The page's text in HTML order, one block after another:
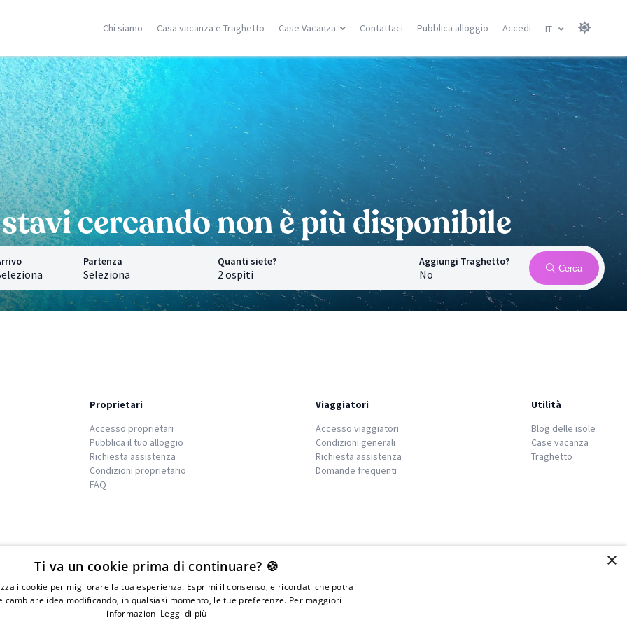
Chi siamo Casa vacanza e Traghetto Case Vacanza
Vito Lo Capo
località
Corsica
Porto Vecchio
Moriani
Ghisonaccia
Isola Rossa
Ajaccio
Calvì
Saint Florent
Ricerca località
Isole Greche
Zante
Samos
Creta
Mykonos
Santorini
Corfù
Ricerca località
Isole Canarie
Gran Canarie
Tenerife
Lanzarote
Fuerteventura
Ricerca località
Isole Baleari
Minorca
Maiorca
Ibiza
Ricerca località
Contattaci Pubblica alloggio Accedi IT
cercando non è più disponibile
Partenza
Seleziona
Quanti siete? Aggiungi Traghetto?
No Cerca
Proprietari
Accesso proprietari
Pubblica il tuo alloggio
Richiesta assistenza
Condizioni proprietario
FAQ
Viaggiatori
Accesso viaggiatori
Condizioni generali
Richiesta assistenza
Domande frequenti
Utilità
Blog delle isole
Case vacanza
Traghetto
We islands
01976730497 - Iscrizione C.I.A.A di
×
Ti va un cookie prima di continuare? 🍪
i cookie per migliorare la tua esperienza. Esprimi il consenso, e ricordati che potrai
cambiare idea modificando, in qualsiasi momento, le tue preferenze. Per maggiori
informazioni Leggi di più